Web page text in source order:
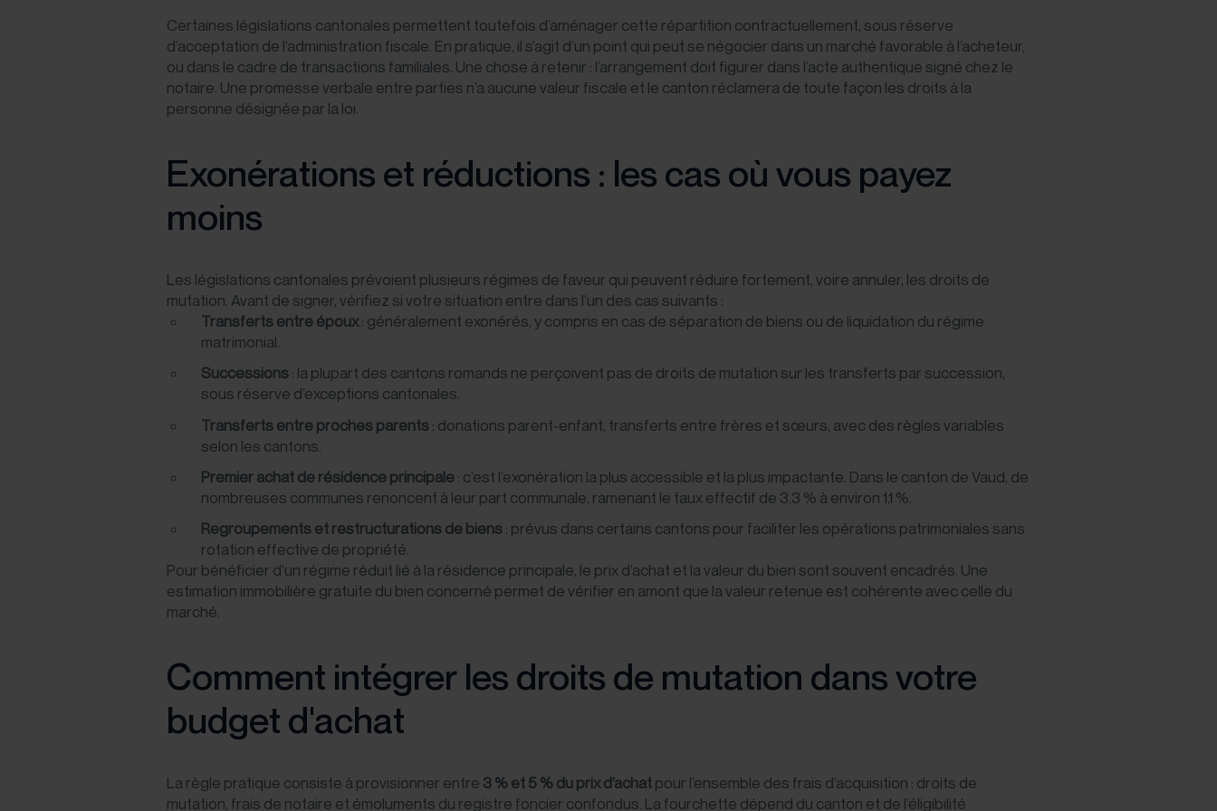
Certaines législations cantonales permettent toutefois d’aménager cette répartition contractuellement, sous réserve
d’acceptation de l’administration fiscale. En pratique, il s’agit d’un point qui peut se négocier dans un marché favorable à l’acheteur,
ou dans le cadre de transactions familiales. Une chose à retenir : l’arrangement doit figurer dans l’acte authentique signé chez le
notaire. Une promesse verbale entre parties n’a aucune valeur fiscale et le canton réclamera de toute façon les droits à la
personne désignée par la loi.
Exonérations et réductions : les cas où vous payez
moins
Les législations cantonales prévoient plusieurs régimes de faveur qui peuvent réduire fortement, voire annuler, les droits de
mutation. Avant de signer, vérifiez si votre situation entre dans l’un des cas suivants :
Transferts entre époux: généralement exonérés, y compris en cas de séparation de biens ou de liquidation du régime
matrimonial.
Successions: la plupart des cantons romands ne perçoivent pas de droits de mutation sur les transferts par succession,
sous réserve d’exceptions cantonales.
Transferts entre proches parents: donations parent-enfant, transferts entre frères et sœurs, avec des règles variables
selon les cantons.
Premier achat de résidence principale: c’est l’exonération la plus accessible et la plus impactante. Dans le canton de Vaud, de
nombreuses communes renoncent à leur part communale, ramenant le taux effectif de 3,3 % à environ 1,1 %.
Regroupements et restructurations de biens: prévus dans certains cantons pour faciliter les opérations patrimoniales sans
rotation effective de propriété.
Pour bénéficier d’un régime réduit lié à la résidence principale, le prix d’achat et la valeur du bien sont souvent encadrés. Une
estimation immobilière gratuite du bien concerné permet de vérifier en amont que la valeur retenue est cohérente avec celle du
marché.
Comment intégrer les droits de mutation dans votre
budget d'achat
La règle pratique consiste à provisionner entre 3 % et 5 % du prix d’achat pour l’ensemble des frais d’acquisition : droits de
mutation, frais de notaire et émoluments du registre foncier confondus. La fourchette dépend du canton et de l’éligibilité